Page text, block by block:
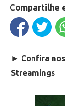
Compartilhe
► Confira
Streamings